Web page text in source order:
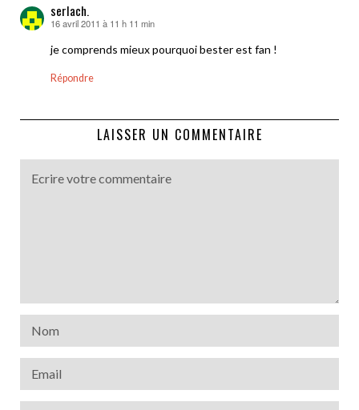
serlach.
dit :
16 avril 2011 à 11 h 11 min
je comprends mieux pourquoi bester est fan !
Répondre
LAISSER UN COMMENTAIRE